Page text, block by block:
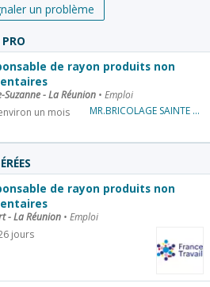
un problème
de rayon produits non
Suzanne - La Réunion • Emploi
un mois
MR.BRICOLAGE SAINTE SUZANNE
de rayon produits non
- La Réunion • Emploi
jours